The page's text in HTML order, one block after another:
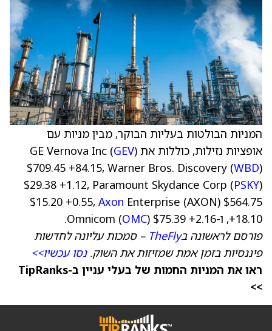
המניות הבולטות בעליות הבוקר, מבין מניות עם
אופציות נזילות, כוללות את GE Vernova Inc ( GEV)
$709.45 +84.15, Warner Bros. Discovery (WBD)
$29.38 +1.12, Paramount Skydance Corp (PSKY)
$15.20 +0.55, Axon Enterprise (AXON) $564.75
+18.10, ו-Omnicom (
OMC) $75.39 +2.16.
פורסם לראשונה בTheFly – סמכות עליונה לחדשות
פיננסיות בזמן אמת שמזיזות את השוק.נסו עכשיו>>
ראו את המניות החמות של בעלי עניין ב-TipRanks
>>